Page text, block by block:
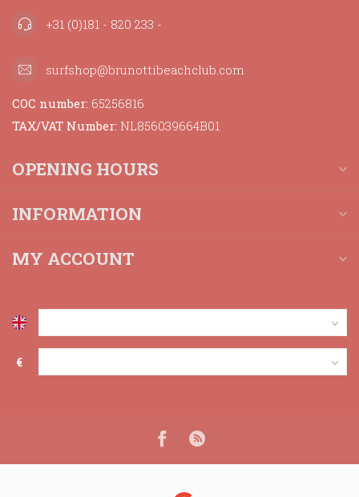
+31 (0)181 - 820 233 -
surfshop@brunottibeachclub.com
COC number: 65256816
TAX/VAT Number: NL856039664B01
OPENING HOURS
INFORMATION
MY ACCOUNT
€